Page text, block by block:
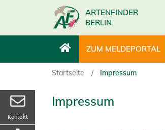
ARTENFINDER
BERLIN
Hauptmenü
links
-
ZUM MELDEPORTAL
Hauptmenü
rechts
-
Kontakt
Startseite Impressum
Impressum